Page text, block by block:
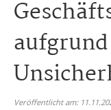
Veröffentlicht am: